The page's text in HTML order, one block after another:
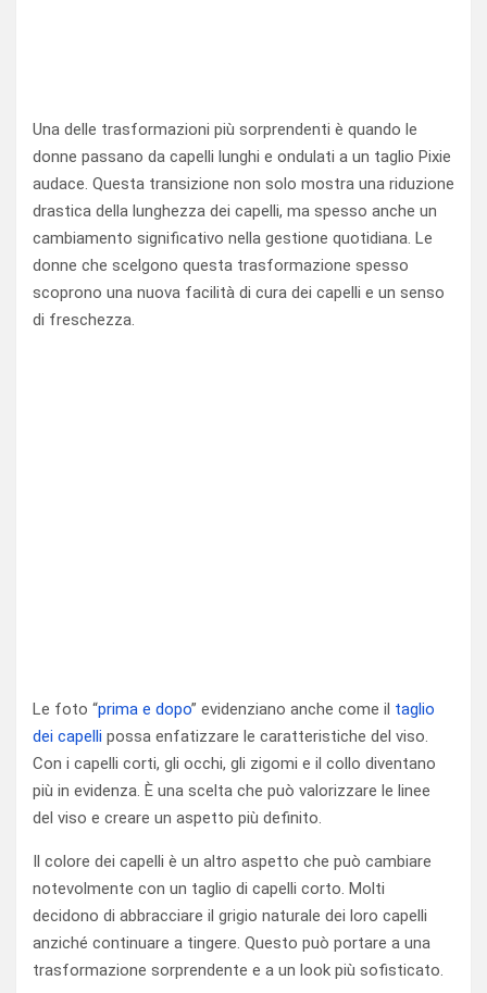
Una delle trasformazioni più sorprendenti è quando le
donne passano da capelli lunghi e ondulati a un taglio Pixie
audace. Questa transizione non solo mostra una riduzione
drastica della lunghezza dei capelli, ma spesso anche un
cambiamento significativo nella gestione quotidiana. Le
donne che scelgono questa trasformazione spesso
scoprono una nuova facilità di cura dei capelli e un senso
di freschezza.
Le foto “prima e dopo” evidenziano anche come il taglio
dei capelli possa enfatizzare le caratteristiche del viso.
Con i capelli corti, gli occhi, gli zigomi e il collo diventano
più in evidenza. È una scelta che può valorizzare le linee
del viso e creare un aspetto più definito.
Il colore dei capelli è un altro aspetto che può cambiare
notevolmente con un taglio di capelli corto. Molti
decidono di abbracciare il grigio naturale dei loro capelli
anziché continuare a tingere. Questo può portare a una
trasformazione sorprendente e a un look più sofisticato.